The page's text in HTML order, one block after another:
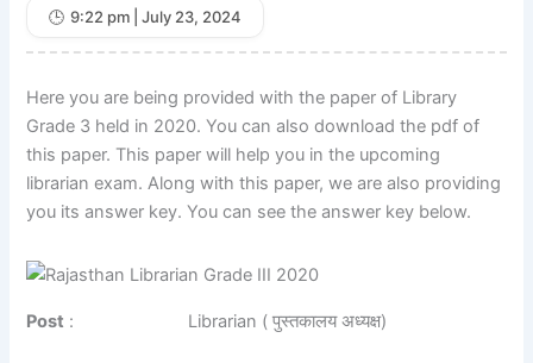
9:22 pm | July 23, 2024
Here you are being provided with the paper of Library
Grade 3 held in 2020. You can also download the pdf of
this paper. This paper will help you in the upcoming
librarian exam. Along with this paper, we are also providing
you its answer key. You can see the answer key below.
Post : Librarian ( पुस्तकालय अध्यक्ष)